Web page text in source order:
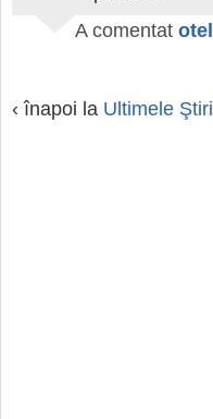
A comentat otel
‹ înapoi la Ultimele Ştiri